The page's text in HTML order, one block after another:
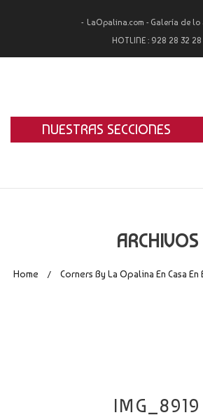
LaOpalina.com - Galería de
HOTLINE : 928 28 32 28
NUESTRAS SECCIONES
LA OPALINA
ARCHIVOS
Home / Corners By La Opalina En Casa En
IMG_8919